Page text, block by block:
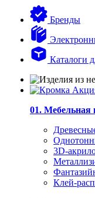
Бренды
Каталоги
01. Мебельная
3D-
Клей-